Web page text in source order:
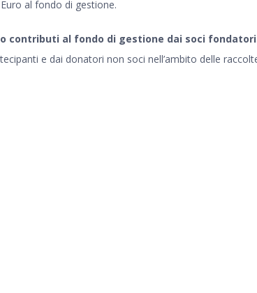
al fondo di gestione.
contributi al fondo di gestione dai soci
e dai donatori non soci nell’ambito delle